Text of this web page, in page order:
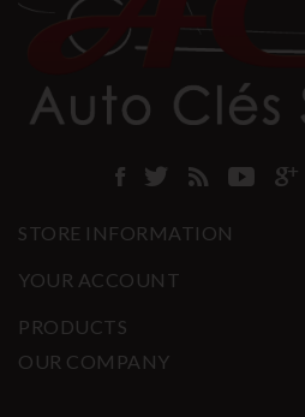
STORE INFORMATION
YOUR ACCOUNT
PRODUCTS
OUR COMPANY